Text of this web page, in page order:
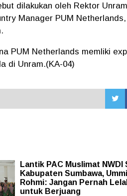
dilakukan oleh Rektor
Manager PUM Netherlands,
PUM Netherlands memliki
di Unram.(KA-04)
Lantik PAC Muslimat NWDI
Kabupaten Sumbawa, Ummi
Rohmi: Jangan Pernah
untuk Berjuang